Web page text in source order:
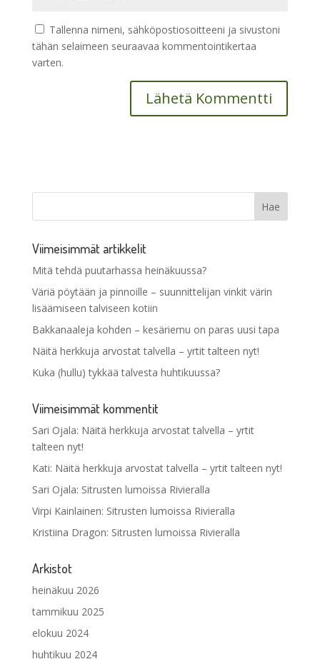
Tallenna nimeni, sähköpostiosoitteeni ja sivustoni
tähän selaimeen seuraavaa kommentointikertaa
varten.
Viimeisimmät artikkelit
Mitä tehdä puutarhassa heinäkuussa?
Väriä pöytään ja pinnoille – suunnittelijan vinkit värin
lisäämiseen talviseen kotiin
Bakkanaaleja kohden – kesäriemu on paras uusi tapa
Näitä herkkuja arvostat talvella – yrtit talteen nyt!
Kuka (hullu) tykkää talvesta huhtikuussa?
Viimeisimmät kommentit
Sari Ojala: Näitä herkkuja arvostat talvella – yrtit
talteen nyt!
Kati: Näitä herkkuja arvostat talvella – yrtit talteen nyt!
Sari Ojala: Sitrusten lumoissa Rivieralla
Virpi Kainlainen: Sitrusten lumoissa Rivieralla
Kristiina Dragon: Sitrusten lumoissa Rivieralla
Arkistot
heinäkuu 2026
tammikuu 2025
elokuu 2024
huhtikuu 2024